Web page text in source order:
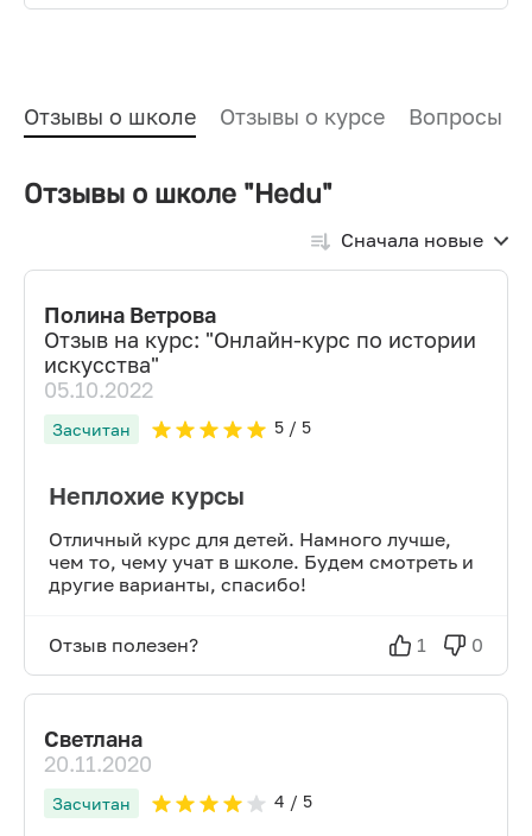
Отзывы о школе Отзывы о курсе Вопросы и
Отзывы о школе "Hedu"
Сначала новые
Полина Ветрова
Отзыв на курс: "Онлайн-курс по истории
искусства"
05.10.2022
Засчитан 5/ 5
Неплохие курсы
Отличный курс для детей. Намного лучше,
чем то, чему учат в школе. Будем смотреть и
другие варианты, спасибо!
Отзыв полезен? 1 0
Светлана
20.11.2020
Засчитан 4 / 5